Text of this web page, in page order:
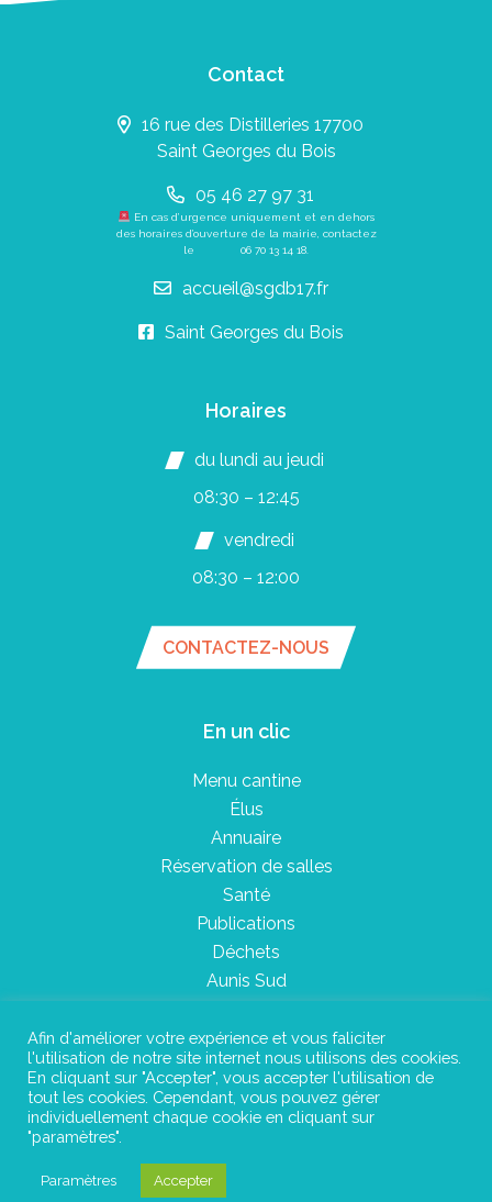
Contact
16 rue des Distilleries 17700
Saint Georges du Bois
05 46 27 97 31
En cas d’urgence uniquement et en dehors
des horaires d’ouverture de la mairie, contactez
le 06 70 13 14 18.
accueil@sgdb17.fr
Saint Georges du Bois
Horaires
du lundi au jeudi
08:30 – 12:45
vendredi
08:30 – 12:00
CONTACTEZ-NOUS
En un clic
Menu cantine
Élus
Annuaire
Réservation de salles
Santé
Publications
Déchets
Aunis Sud
Plan du site
Mentions légales
©Instant Urbain
Afin d'améliorer votre expérience et vous faliciter
l'utilisation de notre site internet nous utilisons des cookies.
En cliquant sur "Accepter", vous accepter l'utilisation de
tout les cookies. Cependant, vous pouvez gérer
individuellement chaque cookie en cliquant sur
"paramètres".
Paramètres Accepter